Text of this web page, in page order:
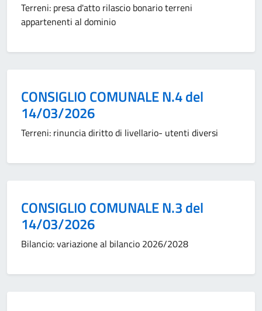
Terreni: presa d'atto rilascio bonario terreni
appartenenti al dominio
Categoria:
CONSIGLIO COMUNALE N.4 del
14/03/2026
Terreni: rinuncia diritto di livellario- utenti diversi
Categoria:
CONSIGLIO COMUNALE N.3 del
14/03/2026
Bilancio: variazione al bilancio 2026/2028